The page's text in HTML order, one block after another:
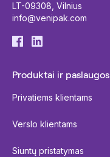
LT-09308, Vilnius
info@venipak.com
Produktai ir paslaugos
Privatiems klientams
Verslo klientams
Siuntų pristatymas